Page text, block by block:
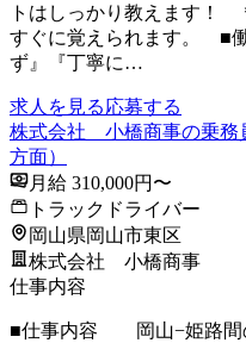
トはしっかり教えます！
すぐに覚えられます。 ■
ず』『丁寧に…
求人を見る応募する
株式会社 小橋商事の乗務
方面）
月給 310,000円〜
トラックドライバー
岡山県岡山市東区
株式会社 小橋商事
仕事内容
■仕事内容 岡山−姫路間